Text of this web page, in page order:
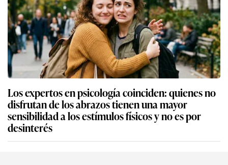
Los expertos en psicología coinciden: quienes no
disfrutan de los abrazos tienen una mayor
sensibilidad a los estímulos físicos y no es por
desinterés